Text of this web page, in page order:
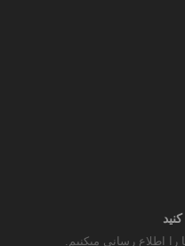
را اطلاع رسانی میکنیم.